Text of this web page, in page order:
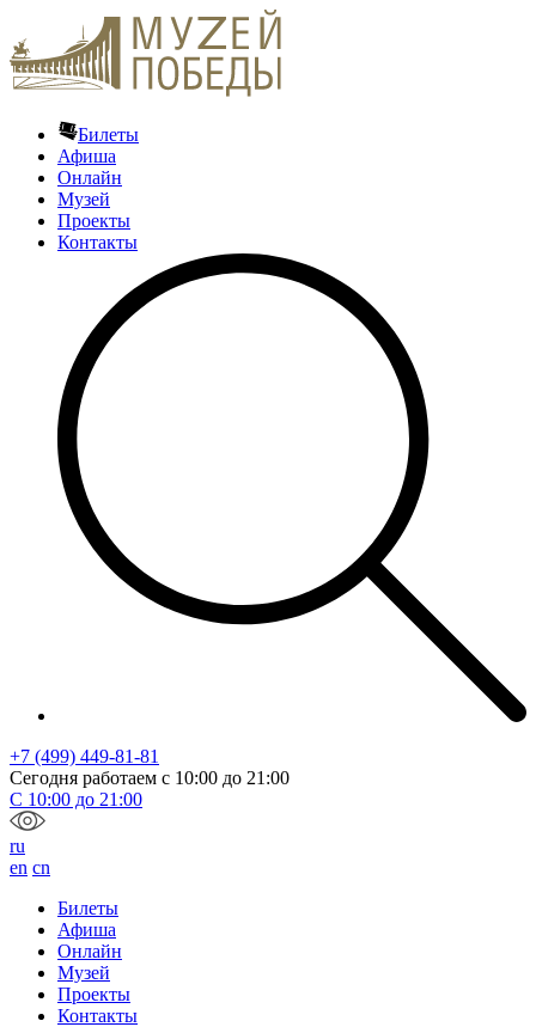
Билеты
Афиша
Онлайн
Музей
Проекты
Контакты
+7 (499) 449-81-81
Сегодня работаем с 10:00 до 21:00
С 10:00 до 21:00
ru
en cn
Билеты
Афиша
Онлайн
Музей
Проекты
Контакты